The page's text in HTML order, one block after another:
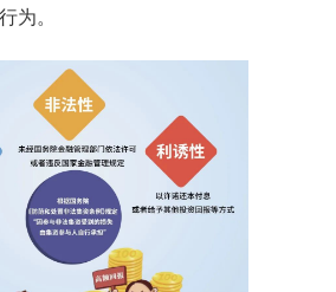
为。